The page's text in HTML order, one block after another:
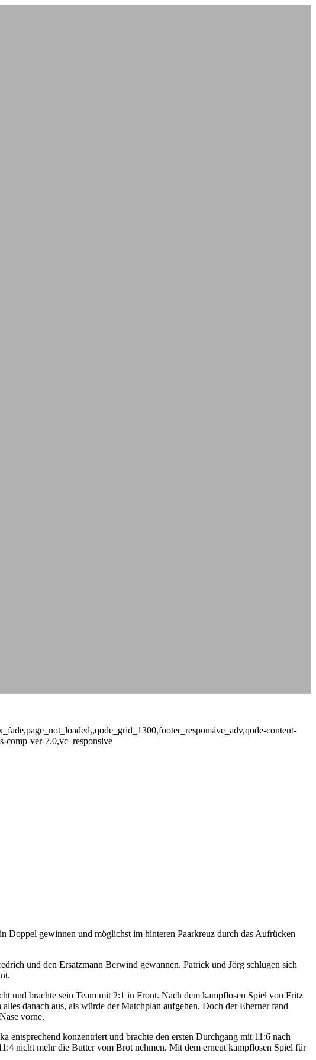
content-
comp-ver-7.0,vc_responsive
Doppel gewinnen und möglichst im hinteren Paarkreuz durch das Aufrücken
und den Ersatzmann Berwind gewannen. Patrick und Jörg schlugen sich
und brachte sein Team mit 2:1 in Front. Nach dem kampflosen Spiel von Fritz
danach aus, als würde der Matchplan aufgehen. Doch der Eberner fand
vorne.
entsprechend konzentriert und brachte den ersten Durchgang mit 11:6 nach
nicht mehr die Butter vom Brot nehmen. Mit dem erneut kampflosen Spiel für